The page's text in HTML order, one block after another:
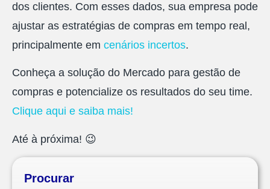
dos clientes. Com esses dados, sua empresa pode
ajustar as estratégias de compras em tempo real,
principalmente em cenários incertos.
Conheça a solução do Mercado para gestão de
compras e potencialize os resultados do seu time.
Clique aqui e saiba mais!
Até à próxima! 😉
Procurar